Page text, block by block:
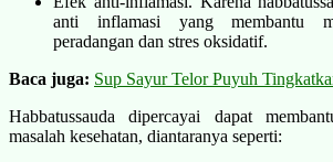
anti inflamasi yang membantu
peradangan dan stres oksidatif.
Baca juga: Sup Sayur Telor Puyuh
Habbatussauda dipercayai dapat
masalah kesehatan, diantaranya seperti: